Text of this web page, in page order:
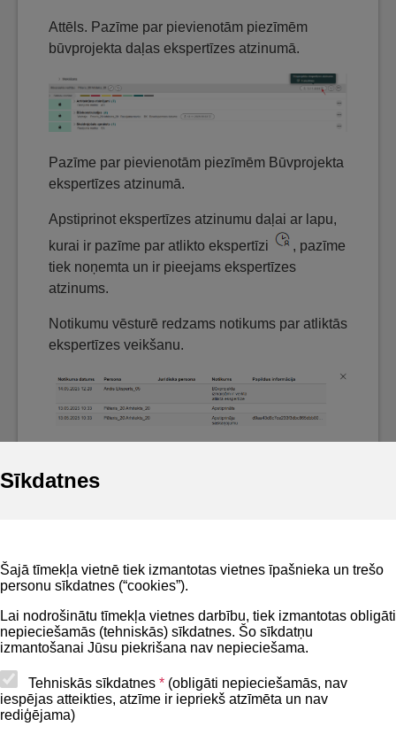
Sīkdatnes
Šajā tīmekļa vietnē tiek izmantotas vietnes īpašnieka un trešo
personu sīkdatnes (“cookies”).
Lai nodrošinātu tīmekļa vietnes darbību, tiek izmantotas obligāti
nepieciešamās (tehniskās) sīkdatnes. Šo sīkdatņu
izmantošanai Jūsu piekrišana nav nepieciešama.
Tehniskās sīkdatnes * (obligāti nepieciešamās, nav
iespējas atteikties, atzīme ir iepriekš atzīmēta un nav
rediģējama)
Attēls. Pazīme par pievienotām piezīmēm
būvprojekta daļas ekspertīzes atzinumā.
Pazīme par pievienotām piezīmēm Būvprojekta
ekspertīzes atzinumā.
Apstiprinot ekspertīzes atzinumu daļai ar lapu,
kurai ir pazīme par atlikto ekspertīzi
, pazīme
tiek noņemta un ir pieejams ekspertīzes
atzinums.
Notikumu vēsturē redzams notikums par atliktās
ekspertīzes veikšanu.
Privātuma politika
Lapas karte
Piekļūstamības paziņojums